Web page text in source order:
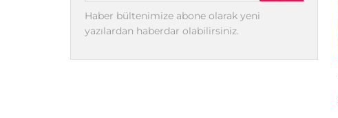
Haber bültenimize abone olarak yeni
yazılardan haberdar olabilirsiniz.